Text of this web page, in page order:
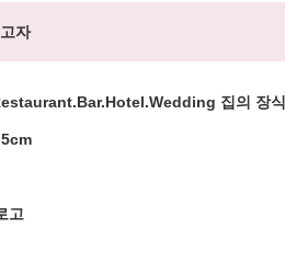
자
집의 장식
고